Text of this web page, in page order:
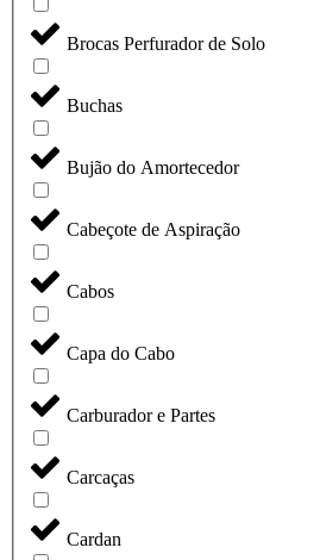
Brocas Perfurador de Solo
Buchas
Bujão do Amortecedor
Cabeçote de Aspiração
Cabos
Capa do Cabo
Carburador e Partes
Carcaças
Cardan